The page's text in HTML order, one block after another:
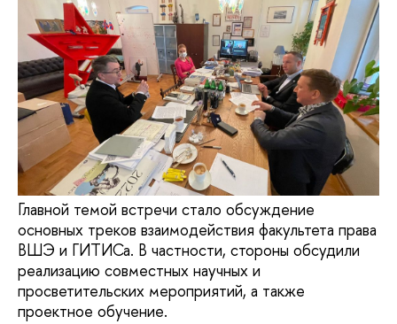
Главной темой встречи стало обсуждение
основных треков взаимодействия факультета права
ВШЭ и ГИТИСа. В частности, стороны обсудили
реализацию совместных научных и
просветительских мероприятий, а также
проектное обучение.